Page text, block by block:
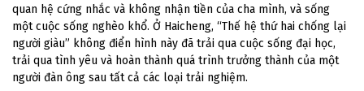
quan hệ cứng nhắc và không nhận tiền của cha mình, và sống
một cuộc sống nghèo khổ. Ở Haicheng, “Thế hệ thứ hai chống lại
người giàu” không điển hình này đã trải qua cuộc sống đại học,
trải qua tình yêu và hoàn thành quá trình trưởng thành của một
người đàn ông sau tất cả các loại trải nghiệm.